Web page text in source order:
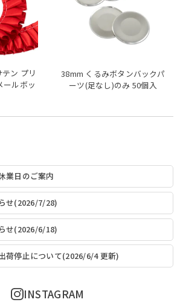
ン プリ
ールボッ
38mm くるみボタンバックパ
ーツ(足なし)のみ 50個入
業日のご案内
せ(2026/7/28)
せ(2026/6/18)
荷停止について(2026/6/4 更新)
INSTAGRAM